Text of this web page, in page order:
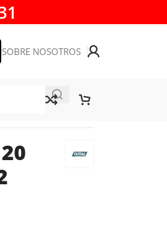
SOBRE NOSOTROS